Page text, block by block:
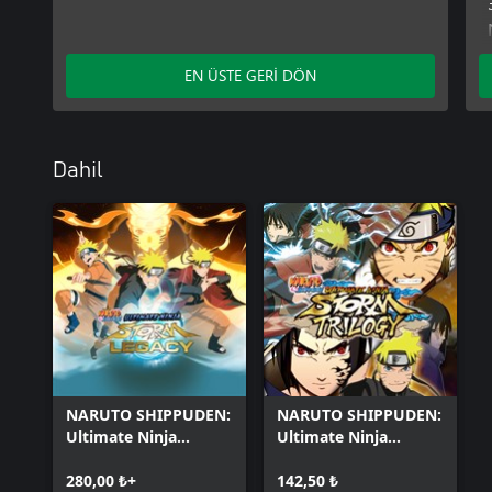
EN ÜSTE GERİ DÖN
Dahil
NARUTO SHIPPUDEN:
Ultimate Ninja
280,00 ₺+
NARUTO SHIPPUDEN:
Ultimate Ninja
142,50 ₺